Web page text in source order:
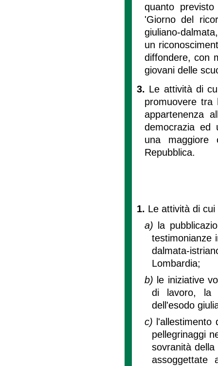
quanto
'Giorno del
giuliano-
un
diffondere, con
giovani delle
3. Le attività di
promuovere tra
appartenenza
democrazia ed
una maggiore
Repubblica.
1. Le attività di cui
a)
la
testimonianze
dalmata-
Lombardia;
b) le iniziative
di lavoro, la
dell'esodo
c)
pellegrinaggi
sovranità
assoggettate